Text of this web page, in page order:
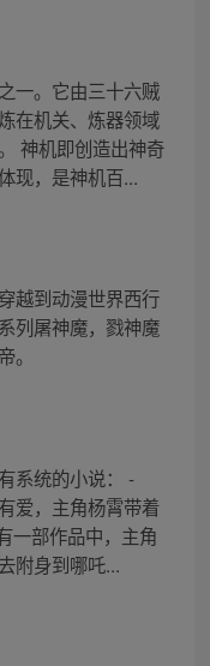
一。它由三十六贼
在机关、炼器领域
神机即创造出神奇
现，是神机百...
越到动漫世界西行
列屠神魔，戮神魔
系统的小说： -
爱，主角杨霄带着
一部作品中，主角
附身到哪吒...